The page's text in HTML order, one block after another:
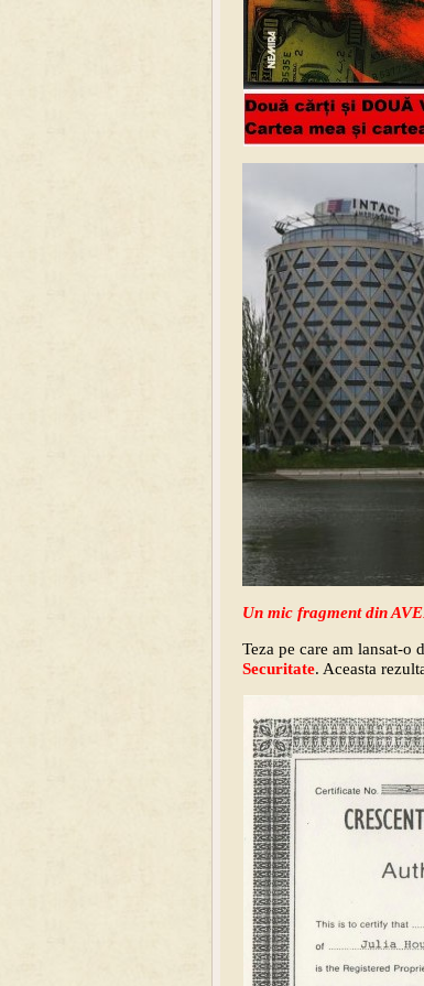
Un mic fragment din
Teza pe care am lansat-o
Securitate. Aceasta